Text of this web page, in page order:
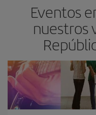
Eventos
nuestros